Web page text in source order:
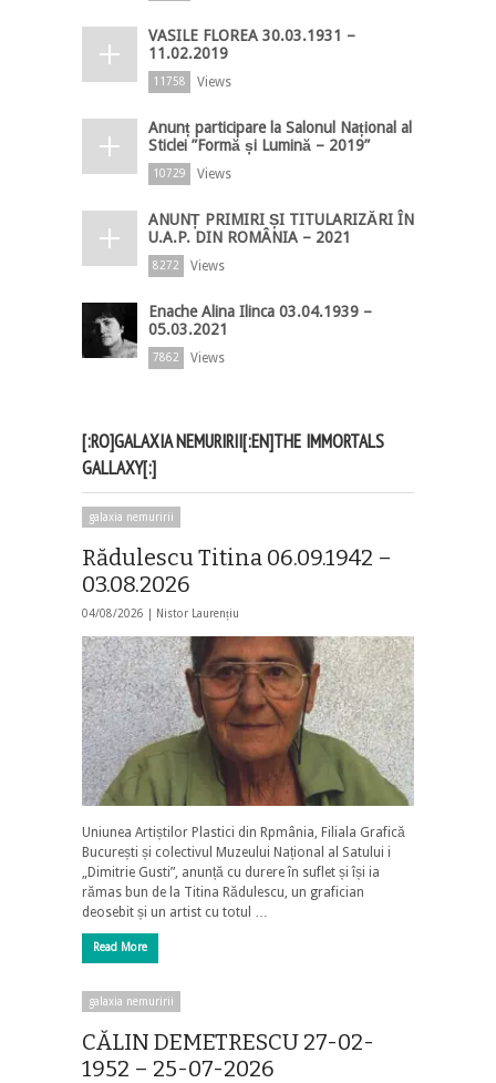
VASILE FLOREA 30.03.1931 –
11.02.2019
11758 Views
Anunț participare la Salonul Național al
Sticlei ”Formă și Lumină – 2019”
10729 Views
ANUNȚ PRIMIRI ȘI TITULARIZĂRI ÎN
U.A.P. DIN ROMÂNIA – 2021
8272 Views
Enache Alina Ilinca 03.04.1939 –
05.03.2021
7862 Views
[:RO]GALAXIA NEMURIRII[:EN]THE IMMORTALS
GALLAXY[:]
galaxia nemuririi
Rădulescu Titina 06.09.1942 –
03.08.2026
04/08/2026 | Nistor Laurențiu
Uniunea Artiștilor Plastici din Rpmânia, Filiala Grafică
București și colectivul Muzeului Național al Satului i
„Dimitrie Gusti”, anunță cu durere în suflet și își ia
rămas bun de la Titina Rădulescu, un grafician
deosebit și un artist cu totul …
Read More
galaxia nemuririi
CĂLIN DEMETRESCU 27-02-
1952 – 25-07-2026